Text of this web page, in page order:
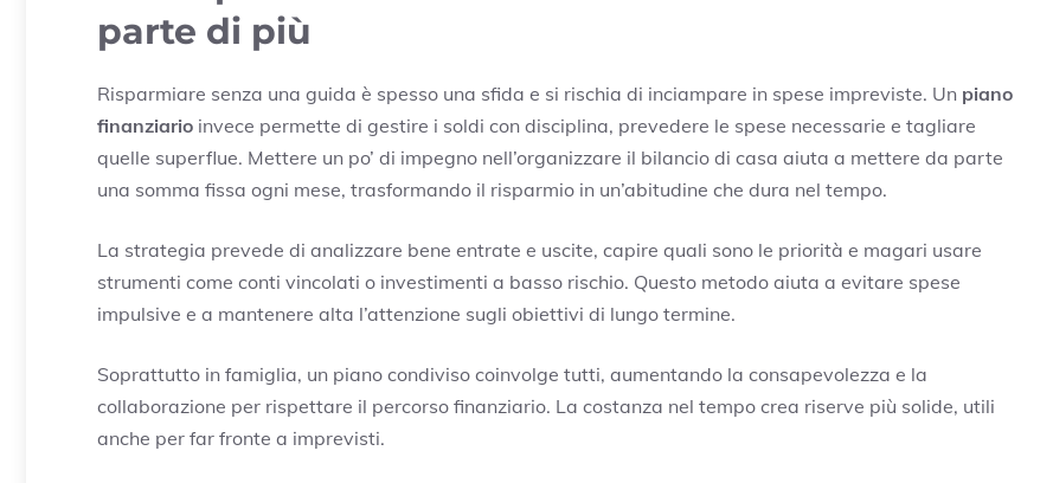
parte di più
Risparmiare senza una guida è spesso una sfida e si rischia di inciampare in spese impreviste. Un piano
finanziario invece permette di gestire i soldi con disciplina, prevedere le spese necessarie e tagliare
quelle superflue. Mettere un po’ di impegno nell’organizzare il bilancio di casa aiuta a mettere da parte
una somma fissa ogni mese, trasformando il risparmio in un’abitudine che dura nel tempo.
La strategia prevede di analizzare bene entrate e uscite, capire quali sono le priorità e magari usare
strumenti come conti vincolati o investimenti a basso rischio. Questo metodo aiuta a evitare spese
impulsive e a mantenere alta l’attenzione sugli obiettivi di lungo termine.
Soprattutto in famiglia, un piano condiviso coinvolge tutti, aumentando la consapevolezza e la
collaborazione per rispettare il percorso finanziario. La costanza nel tempo crea riserve più solide, utili
anche per far fronte a imprevisti.